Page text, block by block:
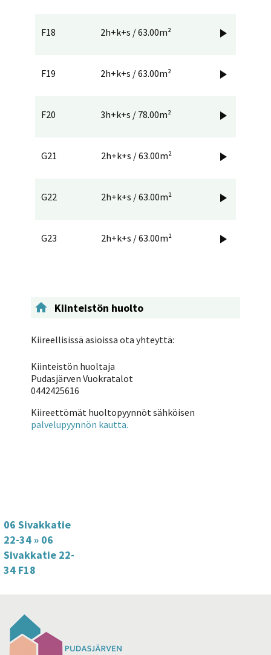
F18 2h+k+s / 63.00m² 
F19 2h+k+s / 63.00m² 
F20 3h+k+s / 78.00m² 
G21 2h+k+s / 63.00m² 
G22 2h+k+s / 63.00m² 
G23 2h+k+s / 63.00m² 
 Kiinteistön huolto
Kiireellisissä asioissa ota yhteyttä:
Kiinteistön huoltaja
Pudasjärven Vuokratalot
0442425616
Kiireettömät huoltopyynnöt sähköisen
palvelupyynnön kautta.
06 Sivakkatie
22-34» 06
Sivakkatie 22-
34 F18